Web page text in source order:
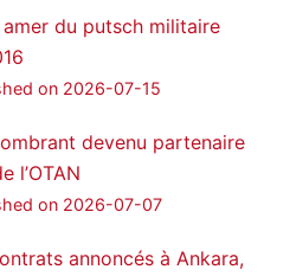
du putsch militaire
on 2026-07-15
devenu partenaire
l’OTAN
on 2026-07-07
annoncés à Ankara,